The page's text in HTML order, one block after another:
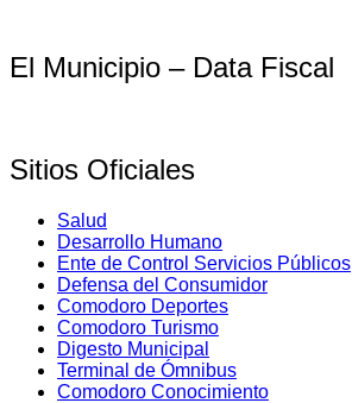
El Municipio – Data Fiscal
Sitios Oficiales
Salud
Desarrollo Humano
Ente de Control Servicios Públicos
Defensa del Consumidor
Comodoro Deportes
Comodoro Turismo
Digesto Municipal
Terminal de Ómnibus
Comodoro Conocimiento